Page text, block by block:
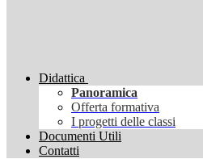
Didattica
Panoramica
Offerta formativa
I progetti delle classi
Documenti Utili
Contatti